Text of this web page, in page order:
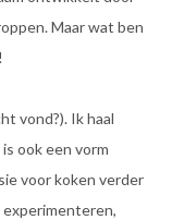
Maar wat ben
vond?). Ik haal
ook een vorm
voor koken verder